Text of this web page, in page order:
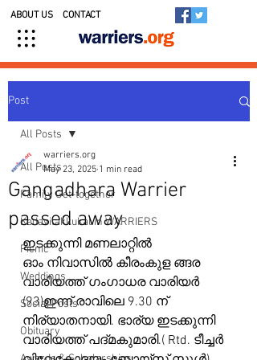
ABOUT US CONTACT
Post
All Posts
Family Get-together
Kedavilakkukal in WARRIERS
Picnic
Weddings
Social Posts
Obituary
All Posts
Gangadhara Warrier
passed away
warriers.org
May 23, 2025 1 min read
ഇടക്കുന്നി മണലാറ്റിൽ
ഓം നിവാസിൽ കീരംകുള ങ്ങര
വാരിയത്ത് ഗംഗാധര വാരിയർ
(93)ഇന്ന് രാവിലെ 9.30 ന്
നിര്യാതനായി. ഭാര്യ ഇടക്കുന്നി
വാരിയത്ത് പദ്മകുമാരി.( Rtd. ടീച്ചർ